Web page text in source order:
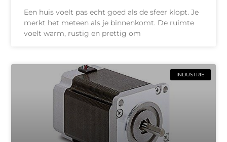
Een huis voelt pas echt goed als de sfeer klopt. Je
merkt het meteen als je binnenkomt. De ruimte
voelt warm, rustig en prettig om
INDUSTRIE